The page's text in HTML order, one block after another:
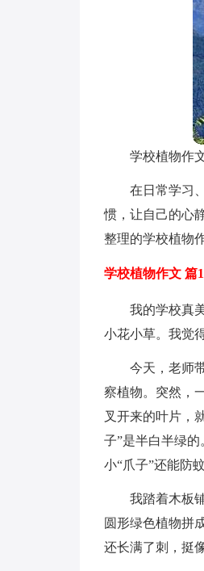
学校植物作
在日常学习
惯，让自己的心
整理的学校植物
学校植物作文 篇1
我的学校真
小花小草。我觉
今天，老师
察植物。突然，
叉开来的叶片，
子”是半白半绿
小“爪子”还能防
我踏着木板
圆形绿色植物拼
还长满了刺，挺